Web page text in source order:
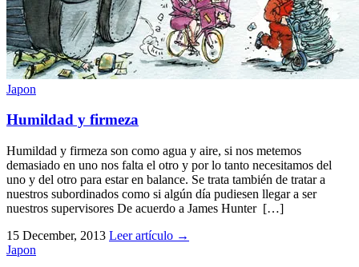
Japon
Humildad y firmeza
Humildad y firmeza son como agua y aire, si nos metemos
demasiado en uno nos falta el otro y por lo tanto necesitamos del
uno y del otro para estar en balance. Se trata también de tratar a
nuestros subordinados como si algún día pudiesen llegar a ser
nuestros supervisores De acuerdo a James Hunter […]
15 December, 2013 Leer artículo →
Japon